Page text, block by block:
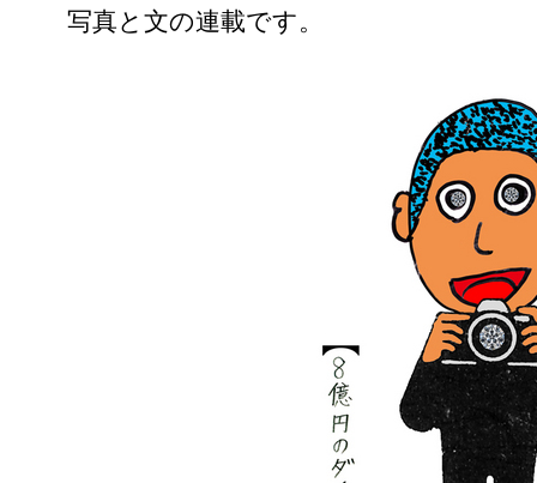
写真と文の連載です。